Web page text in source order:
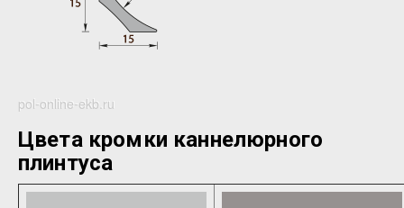
Цвета кромки каннелюрного
плинтуса